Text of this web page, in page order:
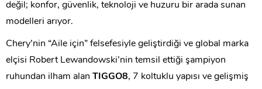
değil; konfor, güvenlik, teknoloji ve huzuru bir arada sunan
modelleri arıyor.
Chery’nin “Aile için” felsefesiyle geliştirdiği ve global marka
elçisi Robert Lewandowski’nin temsil ettiği şampiyon
ruhundan ilham alan TIGGO8, 7 koltuklu yapısı ve gelişmiş